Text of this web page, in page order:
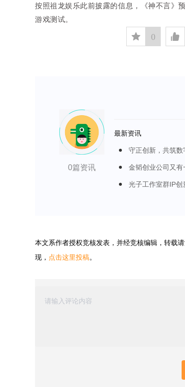
按照祖龙娱乐此前披露的信息，《神不言》
游戏测试。
󰅄 0 
0篇资讯
最新资讯
守正创新，共筑
金韬创业公司又
光子工作室群IP
本文系作者授权竞核发表，并经竞核编辑，转载
现， 点击这里投稿。